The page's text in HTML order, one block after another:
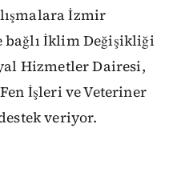
İzmir
bağlı İklim Değişikliği
Hizmetler Dairesi,
İşleri ve Veteriner
veriyor.